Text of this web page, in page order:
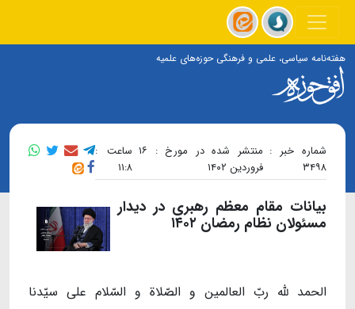
هفته‌نامه سیاسی، علمی و فرهنگی حوزه‌های علمیه
شماره خبر :
۳۴۹۸
منتشر شده در مورخ : ۱۶
فروردین ۱۴۰۲
ساعت :
۱۱:۸
بیانات مقام معظم رهبری در دیدار
مسئولان نظام رمضان ۱۴۰۲
الحمد لله ربّ العالمین و الصّلاة و السّلام علی سیّدنا